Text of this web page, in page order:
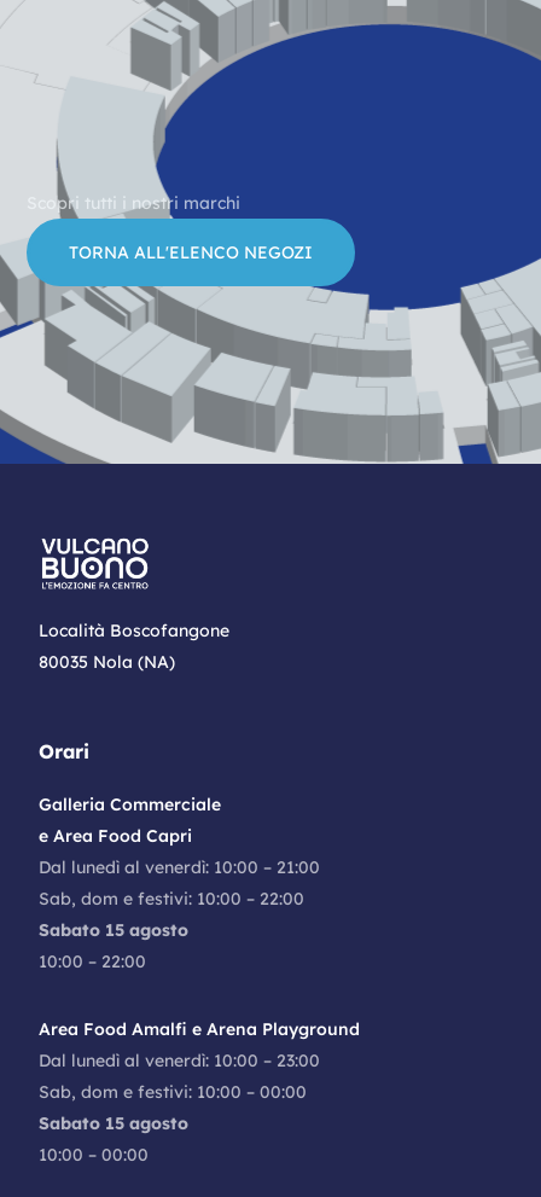
Scopri tutti i nostri marchi
TORNA ALL'ELENCO NEGOZI
Località Boscofangone
80035 Nola (NA)
Orari
Galleria Commerciale
e Area Food Capri
Dal lunedì al venerdì: 10:00 – 21:00
Sab, dom e festivi: 10:00 – 22:00
Sabato 15 agosto
10:00 – 22:00
Area Food Amalfi e Arena Playground
Dal lunedì al venerdì: 10:00 – 23:00
Sab, dom e festivi: 10:00 – 00:00
Sabato 15 agosto
10:00 – 00:00